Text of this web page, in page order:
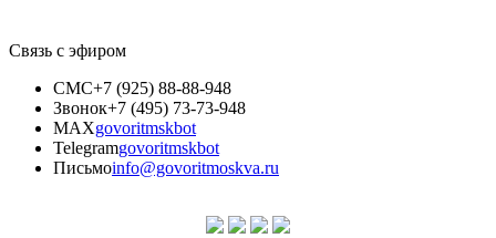
Связь с эфиром
СМС+7 (925) 88-88-948
Звонок+7 (495) 73-73-948
MAXgovoritmskbot
Telegramgovoritmskbot
Письмоinfo@govoritmoskva.ru